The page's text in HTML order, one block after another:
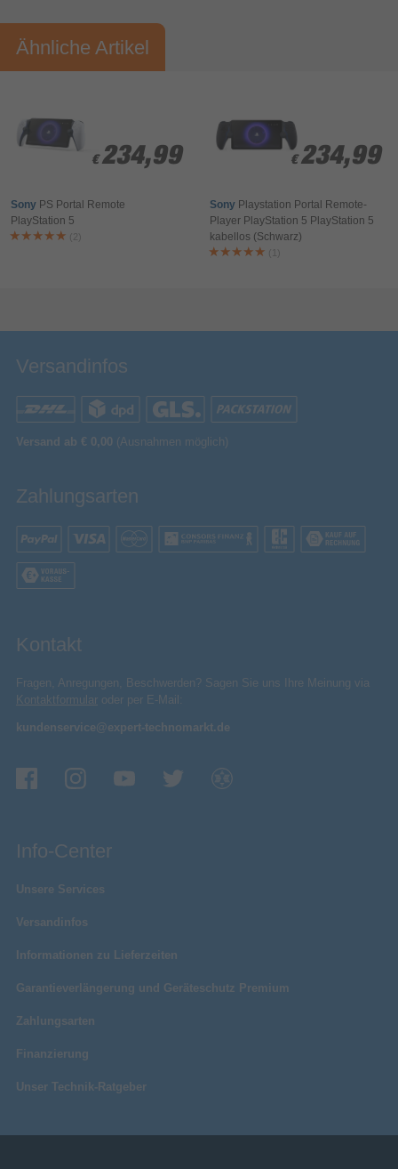
Artikelnummer
Herstellerartikelnummer
Ihre Bewertung:
Ihr Kommentar*
Ähnliche Artikel
€ 234,99
€ 234,99
Sony PS Portal Remote
PlayStation 5
(2)
€ 234,99
€ 234,99
Sony Playstation Portal Remote-
Player PlayStation 5 РlayStation 5
kabellos (Schwarz)
(1)
Versandinfos
Versand ab € 0,00 (Ausnahmen möglich)
Zahlungsarten
Kontakt
Fragen, Anregungen, Beschwerden? Sagen Sie uns Ihre Meinung via
Kontaktformular oder per E-Mail:
kundenservice@expert-technomarkt.de
Info-Center
Unsere Services
Versandinfos
Informationen zu Lieferzeiten
Garantieverlängerung und Geräteschutz Premium
Zahlungsarten
Finanzierung
Unser Technik-Ratgeber